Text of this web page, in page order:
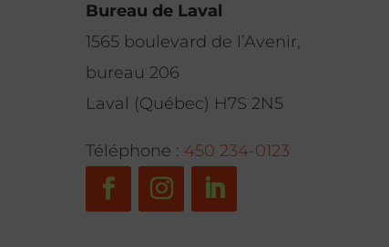
Bureau de Laval
1565 boulevard de l’Avenir,
bureau 206
Laval (Québec) H7S 2N5
Téléphone : 450 234-0123